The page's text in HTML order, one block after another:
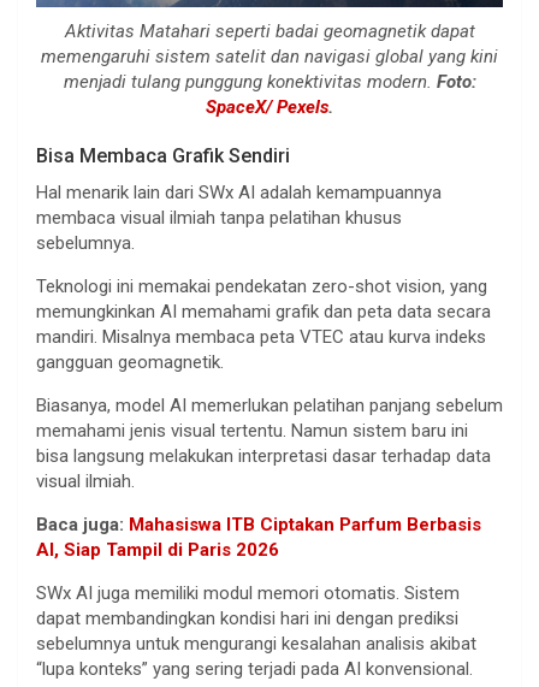
Aktivitas Matahari seperti badai geomagnetik dapat
memengaruhi sistem satelit dan navigasi global yang kini
menjadi tulang punggung konektivitas modern. Foto:
SpaceX/ Pexels.
Bisa Membaca Grafik Sendiri
Hal menarik lain dari SWx AI adalah kemampuannya
membaca visual ilmiah tanpa pelatihan khusus
sebelumnya.
Teknologi ini memakai pendekatan zero-shot vision, yang
memungkinkan AI memahami grafik dan peta data secara
mandiri. Misalnya membaca peta VTEC atau kurva indeks
gangguan geomagnetik.
Biasanya, model AI memerlukan pelatihan panjang sebelum
memahami jenis visual tertentu. Namun sistem baru ini
bisa langsung melakukan interpretasi dasar terhadap data
visual ilmiah.
Baca juga: Mahasiswa ITB Ciptakan Parfum Berbasis
AI, Siap Tampil di Paris 2026
SWx AI juga memiliki modul memori otomatis. Sistem
dapat membandingkan kondisi hari ini dengan prediksi
sebelumnya untuk mengurangi kesalahan analisis akibat
“lupa konteks” yang sering terjadi pada AI konvensional.